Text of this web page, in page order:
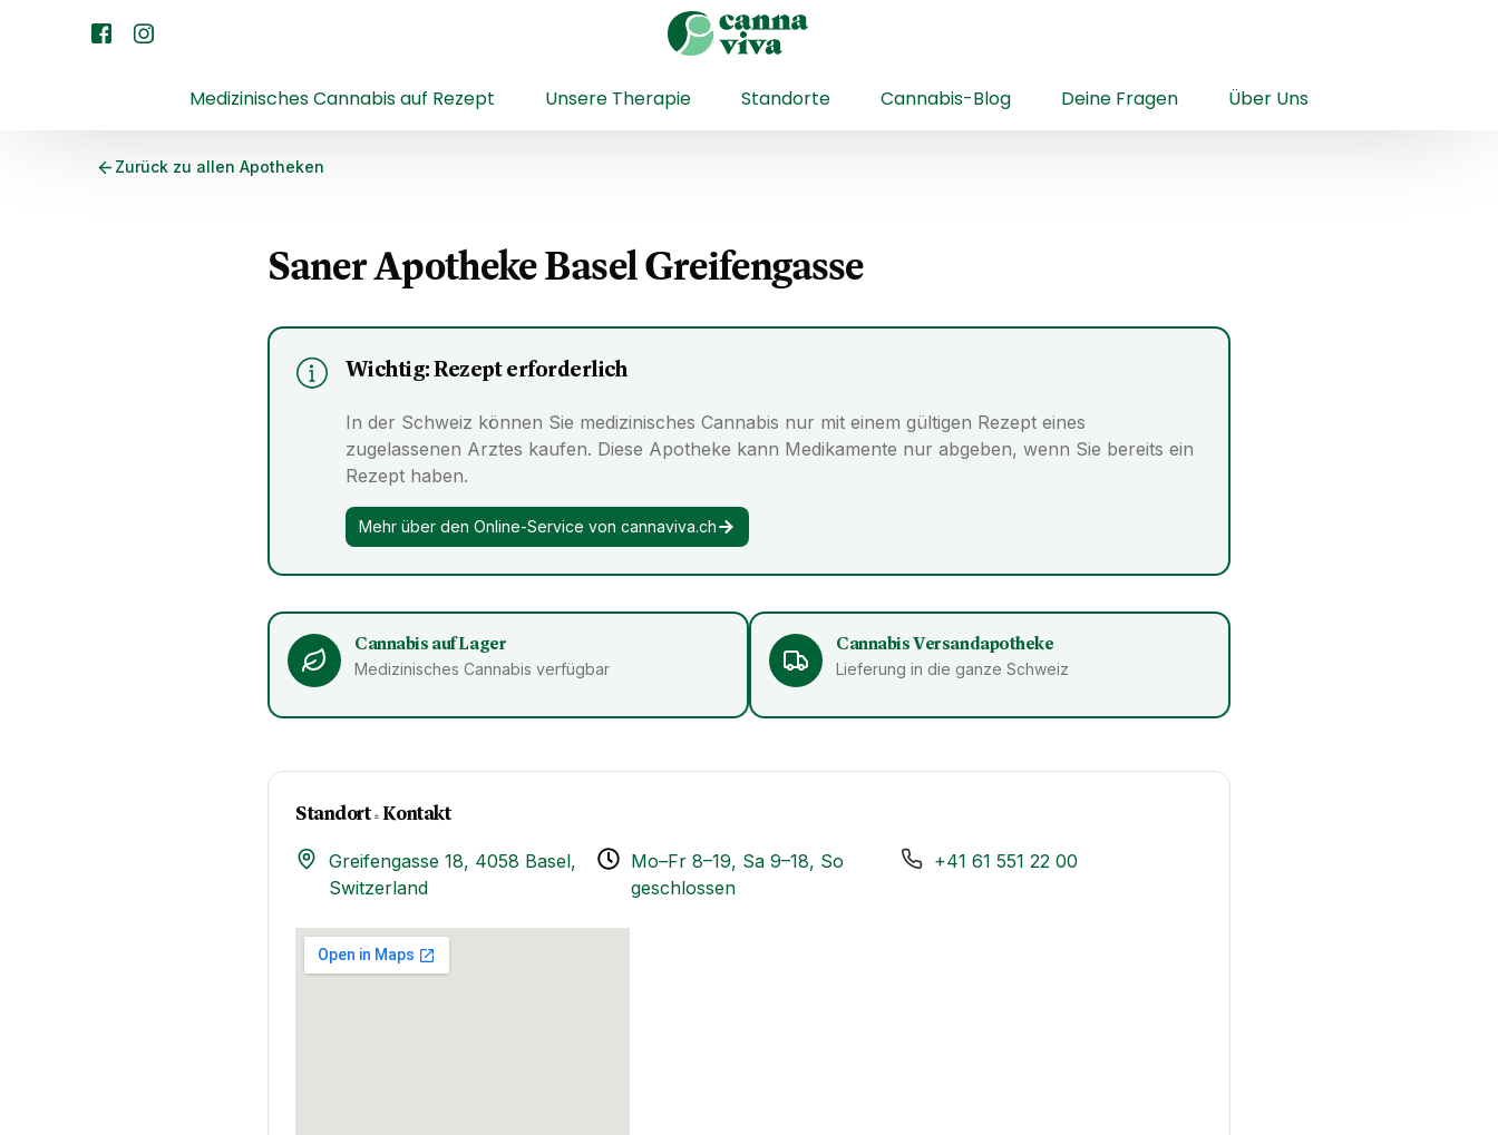
Medizinisches Cannabis auf Rezept Unsere Therapie Standorte Cannabis-Blog Deine Fragen Über Uns
Zurück zu allen Apotheken
Saner Apotheke Basel Greifengasse
Wichtig: Rezept erforderlich
In der Schweiz können Sie medizinisches Cannabis nur mit einem gültigen Rezept eines
zugelassenen Arztes kaufen. Diese Apotheke kann Medikamente nur abgeben, wenn Sie bereits ein
Rezept haben.
Mehr über den Online-Service von cannaviva.ch
Cannabis auf Lager
Medizinisches Cannabis verfügbar
Cannabis Versandapotheke
Lieferung in die ganze Schweiz
Standort & Kontakt​
Greifengasse 18, 4058 Basel,
Switzerland
Mo–Fr 8–19, Sa 9–18, So
geschlossen
+41 61 551 22 00